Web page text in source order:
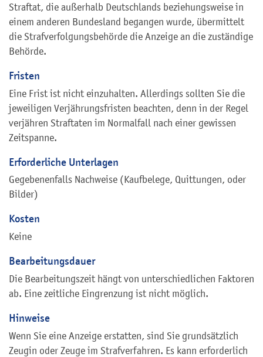
Straftat, die außerhalb Deutschlands beziehungsweise in
einem anderen Bundesland begangen wurde, übermittelt
die Strafverfolgungsbehörde die Anzeige an die zuständige
Behörde.
Fristen
Eine Frist ist nicht einzuhalten. Allerdings sollten Sie die
jeweiligen Verjährungsfristen beachten, denn in der Regel
verjähren Straftaten im Normalfall nach einer gewissen
Zeitspanne.
Erforderliche Unterlagen
Gegebenenfalls Nachweise (Kaufbelege, Quittungen, oder
Bilder)
Kosten
Keine
Bearbeitungsdauer
Die Bearbeitungszeit hängt von unterschiedlichen Faktoren
ab. Eine zeitliche Eingrenzung ist nicht möglich.
Hinweise
Wenn Sie eine Anzeige erstatten, sind Sie grundsätzlich
Zeugin oder Zeuge im Strafverfahren. Es kann erforderlich